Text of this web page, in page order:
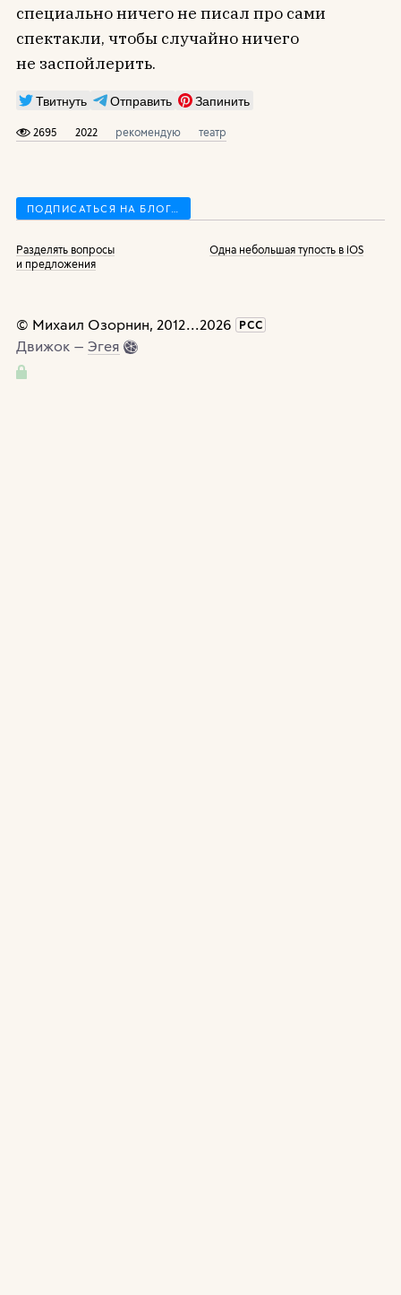
специально ничего не писал про сами
спектакли, чтобы случайно ничего
не заспойлерить.
Твитнуть Отправить Запинить
2695 2022 рекомендую театр
ПОДПИСАТЬСЯ НА БЛОГ…
Разделять вопросы
и предложения
Одна небольшая тупость в iOS
© Михаил Озорнин, 2012...2026 РСС
Движок — Эгея